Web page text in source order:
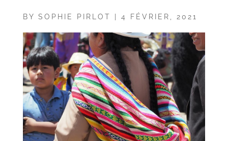
BY SOPHIE PIRLOT 4 FÉVRIER, 2021